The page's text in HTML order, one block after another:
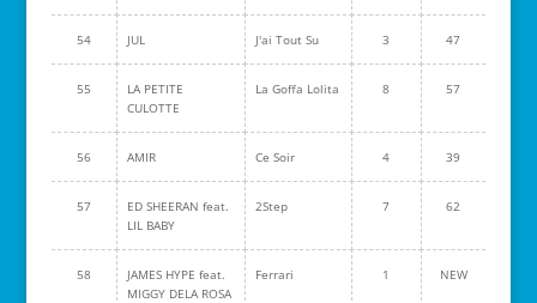
54 JUL J'ai Tout Su 3 47
55
LA PETITE
CULOTTE
La Goffa Lolita 8 57
56 AMIR Ce Soir 4 39
57
ED SHEERAN feat.
LIL BABY
2Step 7 62
58
JAMES HYPE feat.
MIGGY DELA ROSA
Ferrari 1 NEW